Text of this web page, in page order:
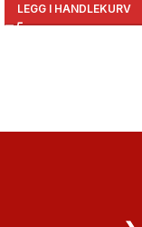
LEGG I HANDLEKURV